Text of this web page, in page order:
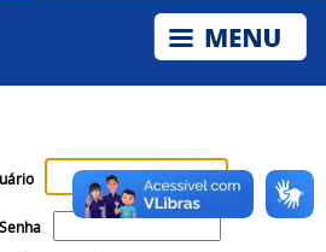
Senha